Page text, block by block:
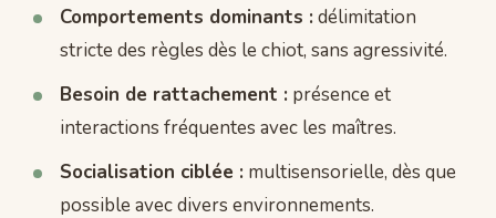
Comportements dominants : délimitation
stricte des règles dès le chiot, sans agressivité.
Besoin de rattachement : présence et
interactions fréquentes avec les maîtres.
Socialisation ciblée : multisensorielle, dès que
possible avec divers environnements.